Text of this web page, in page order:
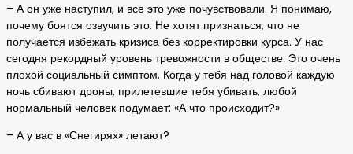
– А он уже наступил, и все это уже почувствовали. Я понимаю,
почему боятся озвучить это. Не хотят признаться, что не
получается избежать кризиса без корректировки курса. У нас
сегодня рекордный уровень тревожности в обществе. Это очень
плохой социальный симптом. Когда у тебя над головой каждую
ночь сбивают дроны, прилетевшие тебя убивать, любой
нормальный человек подумает: «А что происходит?»
– А у вас в «Снегирях» летают?